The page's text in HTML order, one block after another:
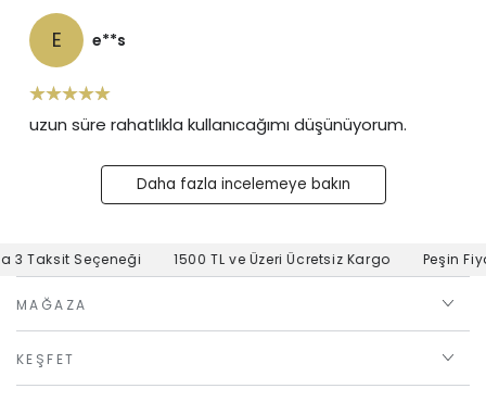
E e**s
uzun süre rahatlıkla kullanıcağımı düşünüyorum.
Daha fazla incelemeye bakın
Taksit Seçeneği 1500 TL ve Üzeri Ücretsiz Kargo Peşin
MAĞAZA
KEŞFET